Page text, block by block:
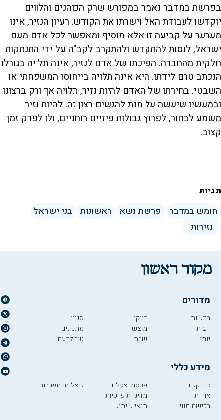
בפרשת במדבר נאמר במפורש שרק הכוהנים והלווים
יוקדשו לעבודת האל וישרתו את הקודש. רעיון הנזיר, אינו
מערער על קביעה זו אלא מוסיף ומאפשר לכל אדם מעם
ישראל, לנסות להתקדש ולהתקרב לקב"ה על ידי התנתקות
חלקית מהחברה. הפיכתו של אדם לנזיר, אינה תלויה בגורלו
הנכתב טרם לידתו. היא אינה תלויה בייחוסו המשפחתי או
השבטי. בחירתו של האדם להיות נזיר, תלויה אך ורק ברצונו
ובמעשיו שיעשה על מנת להגשים רצון זה. להיות נזיר
משמע לבחור, לפרוץ גבולות פיזיים רוחניים, ולו לפרק זמן
קצוב.
תגיות
חומש במדבר פרשת נשא ראשונות
בני ישראל
נזירות
מדורים
חדשות
דעות
יומן
דיוקן
מוצש
שבת
סגנון
מתכונים
טוב לדעת
מידע כללי
צור קשר
אודות
רכישת מנוי
פרסמו אצלנו
מדיניות פרטיות
תנאי שימוש
שאלות ותשובות